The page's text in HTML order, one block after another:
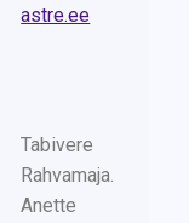
astre.ee
Tabivere
Rahvamaja.
Anette